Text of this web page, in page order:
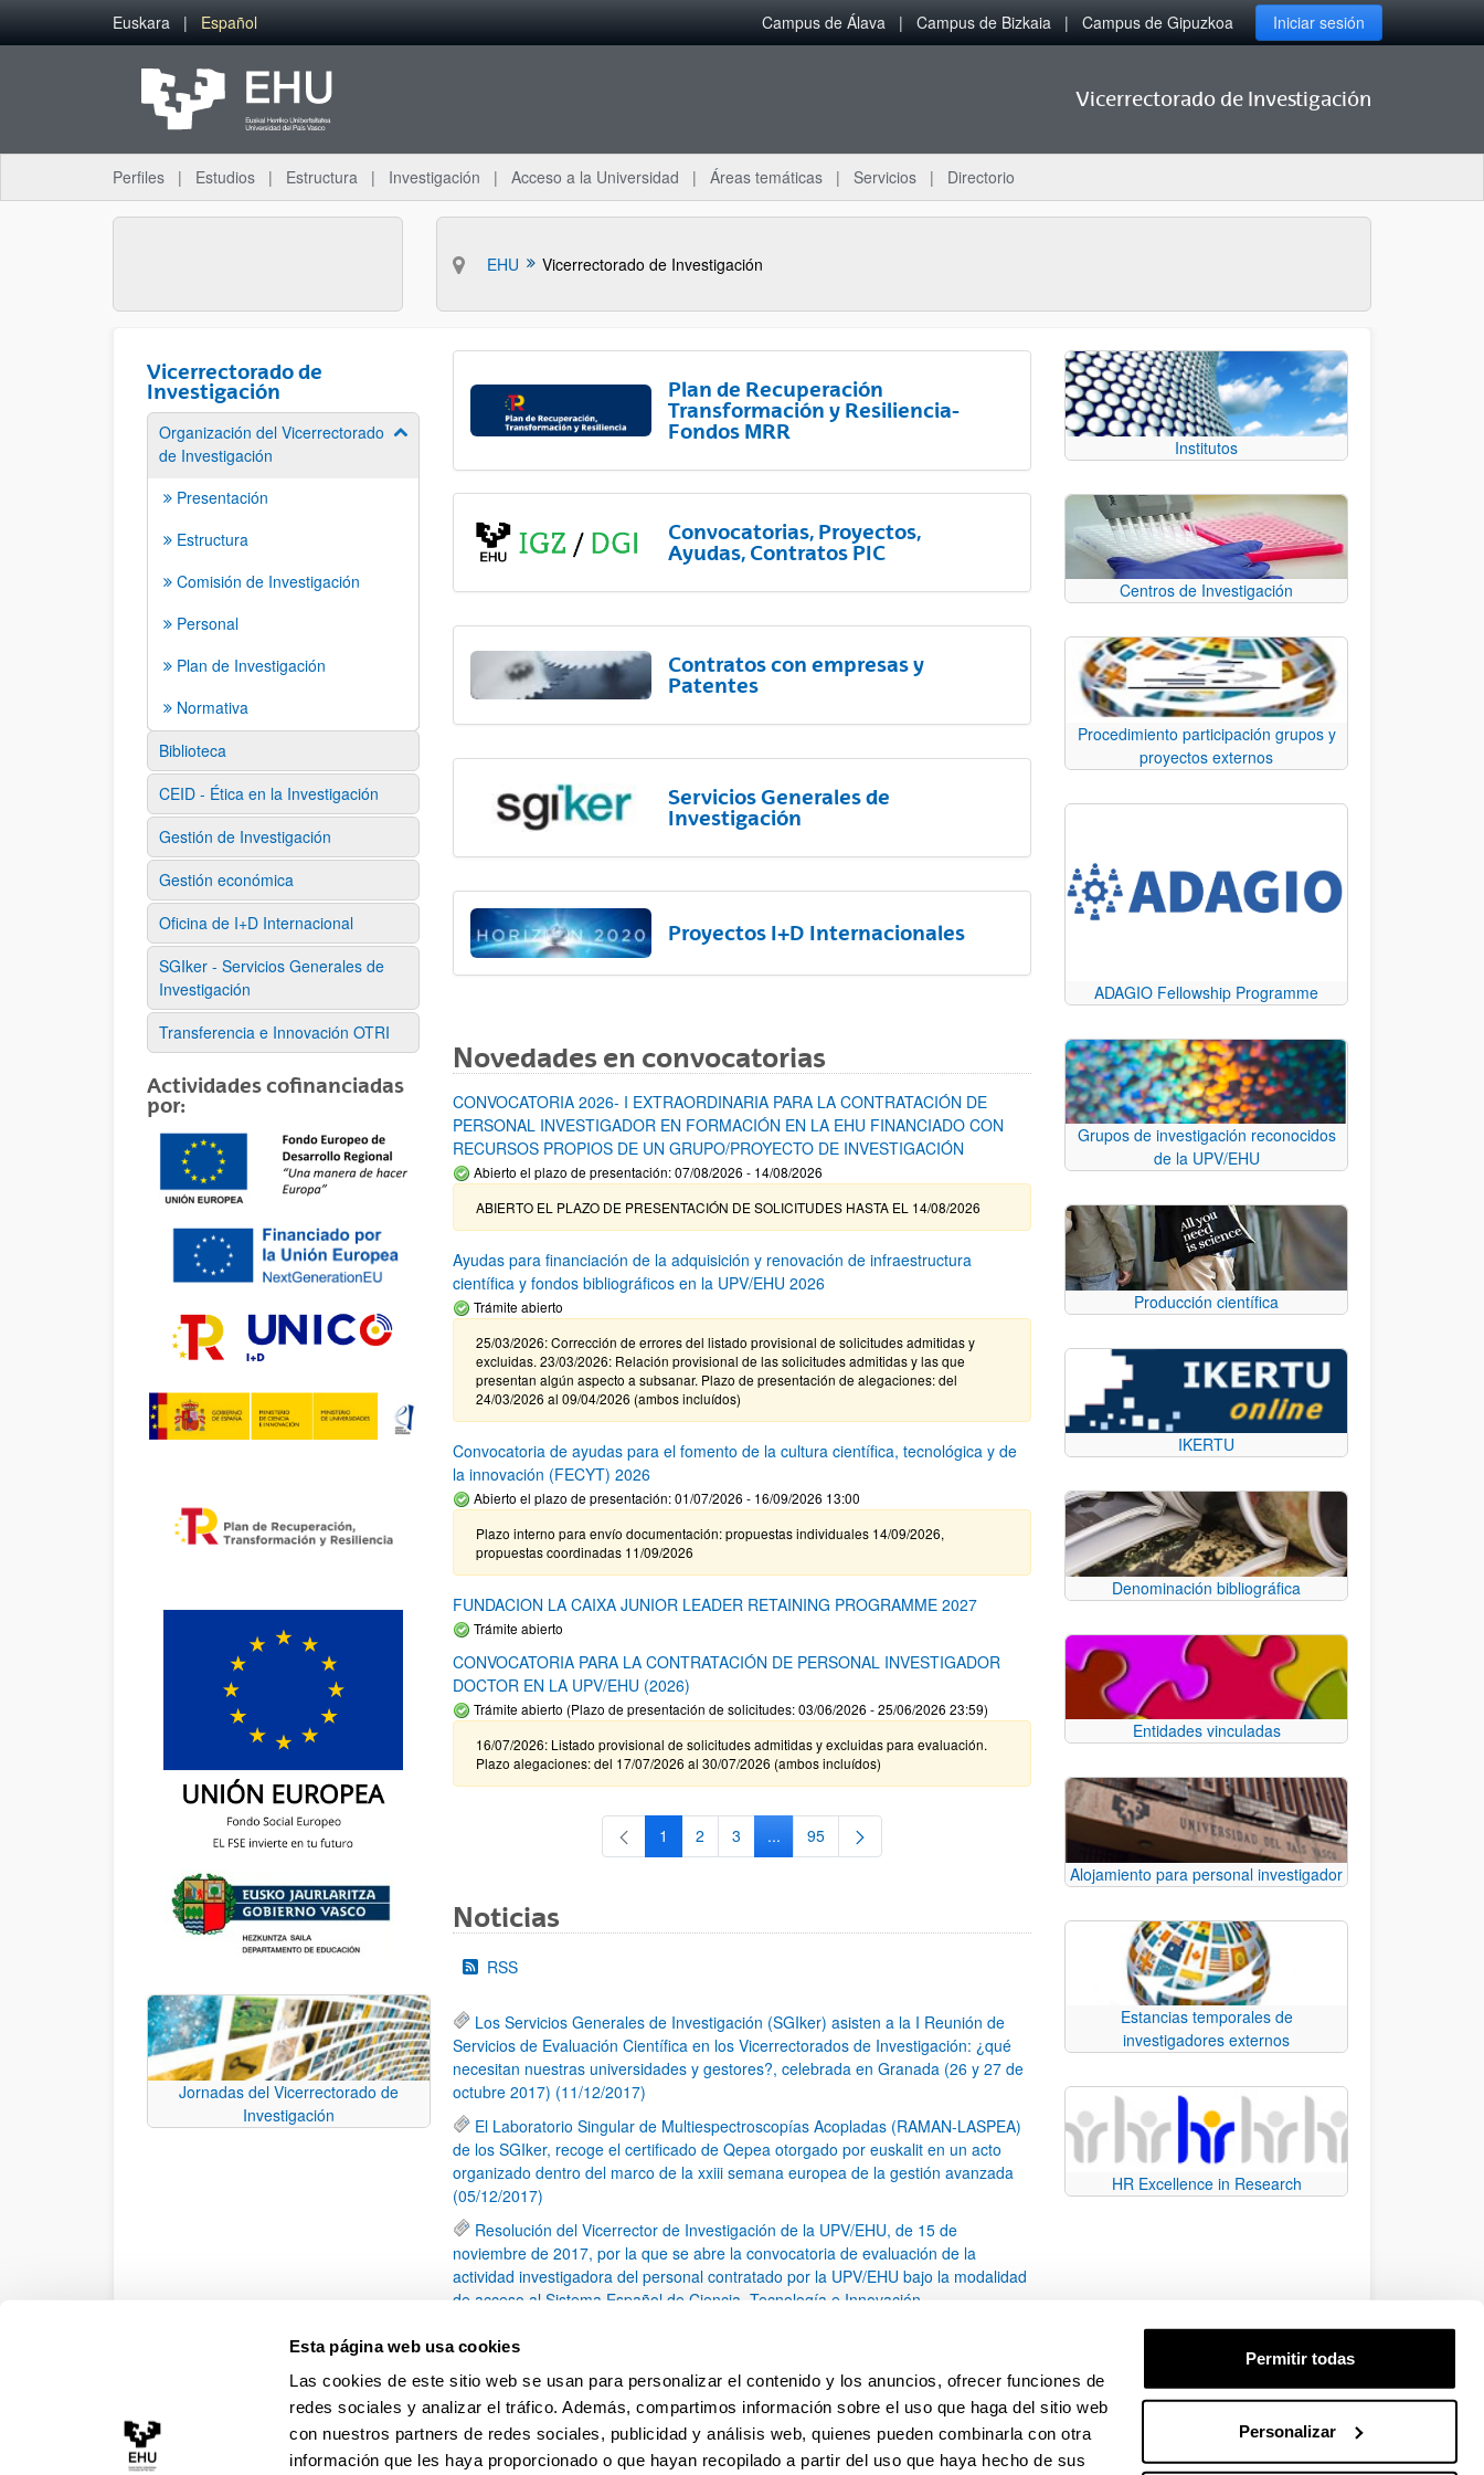
Esta página web usa cookies
Las cookies de este sitio web se usan para personalizar el contenido y los anuncios, ofrecer funciones de
redes sociales y analizar el tráfico. Además, compartimos información sobre el uso que haga del sitio web
con nuestros partners de redes sociales, publicidad y análisis web, quienes pueden combinarla con otra
información que les haya proporcionado o que hayan recopilado a partir del uso que haya hecho de sus
Permitir todas
Personalizar
Saltar al contenido principal
Euskara Español Campus de Álava Campus de Bizkaia Campus de Gipuzkoa Iniciar sesión
Vicerrectorado de Investigación
Perfiles Estudios Estructura Investigación Acceso a la Universidad Áreas temáticas Servicios Directorio
EHU Vicerrectorado de Investigación
Vicerrectorado de
Investigación
Organización del Vicerrectorado
de Investigación
Mostrar/ocultar subpáginas
Presentación
Estructura
Comisión de Investigación
Personal
Plan de Investigación
Normativa
Biblioteca
CEID - Ética en la Investigación
Gestión de Investigación
Gestión económica
Oficina de I+D Internacional
SGIker - Servicios Generales de
Investigación
Transferencia e Innovación OTRI
Actividades cofinanciadas
por:
Jornadas del Vicerrectorado de
Investigación
Plan de Recuperación
Transformación y Resiliencia-
Fondos MRR
Convocatorias, Proyectos,
Ayudas, Contratos PIC
Contratos con empresas y
Patentes
Servicios Generales de
Investigación
Proyectos I+D Internacionales
Novedades en convocatorias
CONVOCATORIA 2026- I EXTRAORDINARIA PARA LA CONTRATACIÓN DE
PERSONAL INVESTIGADOR EN FORMACIÓN EN LA EHU FINANCIADO CON
RECURSOS PROPIOS DE UN GRUPO/PROYECTO DE INVESTIGACIÓN
Abierto el plazo de presentación: 07/08/2026 - 14/08/2026
ABIERTO EL PLAZO DE PRESENTACIÓN DE SOLICITUDES HASTA EL 14/08/2026
Ayudas para financiación de la adquisición y renovación de infraestructura
científica y fondos bibliográficos en la UPV/EHU 2026
Trámite abierto
25/03/2026: Corrección de errores del listado provisional de solicitudes admitidas y
excluidas. 23/03/2026: Relación provisional de las solicitudes admitidas y las que
presentan algún aspecto a subsanar. Plazo de presentación de alegaciones: del
24/03/2026 al 09/04/2026 (ambos incluídos)
Convocatoria de ayudas para el fomento de la cultura científica, tecnológica y de
la innovación (FECYT) 2026
Abierto el plazo de presentación: 01/07/2026 - 16/09/2026 13:00
Plazo interno para envío documentación: propuestas individuales 14/09/2026,
propuestas coordinadas 11/09/2026
FUNDACION LA CAIXA JUNIOR LEADER RETAINING PROGRAMME 2027
Trámite abierto
CONVOCATORIA PARA LA CONTRATACIÓN DE PERSONAL INVESTIGADOR
DOCTOR EN LA UPV/EHU (2026)
Trámite abierto (Plazo de presentación de solicitudes: 03/06/2026 - 25/06/2026 23:59)
16/07/2026: Listado provisional de solicitudes admitidas y excluidas para evaluación.
Plazo alegaciones: del 17/07/2026 al 30/07/2026 (ambos incluídos)
Página
1 Página
2 Página
3 ...Páginas intermedias Use TAB para desplazarse.
Página
95
Noticias
RSS
Los Servicios Generales de Investigación (SGIker) asisten a la I Reunión de
Servicios de Evaluación Científica en los Vicerrectorados de Investigación: ¿qué
necesitan nuestras universidades y gestores?, celebrada en Granada (26 y 27 de
octubre 2017) (11/12/2017)
El Laboratorio Singular de Multiespectroscopías Acopladas (RAMAN-LASPEA)
de los SGIker, recoge el certificado de Qepea otorgado por euskalit en un acto
organizado dentro del marco de la xxiii semana europea de la gestión avanzada
(05/12/2017)
Resolución del Vicerrector de Investigación de la UPV/EHU, de 15 de
noviembre de 2017, por la que se abre la convocatoria de evaluación de la
actividad investigadora del personal contratado por la UPV/EHU bajo la modalidad
de acceso al Sistema Español de Ciencia, Tecnología e Innovación.
(TOC) en el Servicio Central de Análisis de Bizkaia (19/10/2017)
III Curso de Resonancia Magnética Nuclear de Estado Solido (11/10/2017)
Página
1 ...Páginas intermedias Use TAB para desplazarse.
Página
15 Página
16 Página
17 ...Páginas intermedias Use TAB para desplazarse.
Página
79
Institutos
Centros de Investigación
Procedimiento participación grupos y
proyectos externos
ADAGIO Fellowship Programme
Grupos de investigación reconocidos
de la UPV/EHU
Producción científica
IKERTU
Denominación bibliográfica
Entidades vinculadas
Alojamiento para personal investigador
Estancias temporales de
investigadores externos
HR Excellence in Research